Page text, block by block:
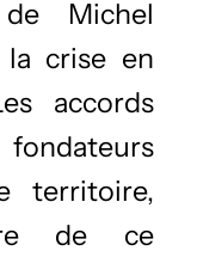
de Michel
la crise en
accords
fondateurs
territoire,
de ce